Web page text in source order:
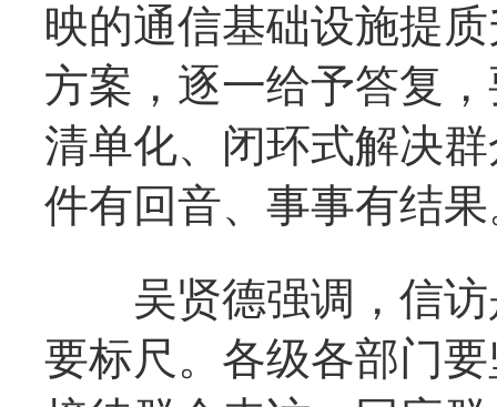
映的通信基础设施提
方案，逐一给予答复
清单化、闭环式解决
件有回音、事事有结
吴贤德强调，信访
要标尺。各级各部门